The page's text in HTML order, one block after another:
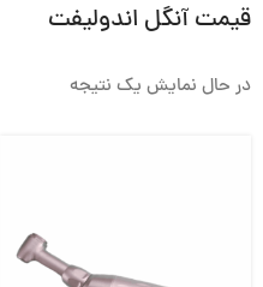
قیمت آنگل اندولیفت
در حال نمایش یک نتیجه